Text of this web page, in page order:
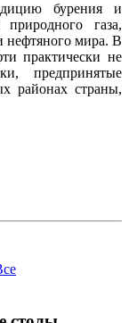
бурения и
газа,
нефтяного мира. В
практически не
предпринятые
районах страны,